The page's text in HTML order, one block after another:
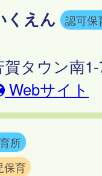
くえん
認可保
賀タウン南
Webサイト
所
保育